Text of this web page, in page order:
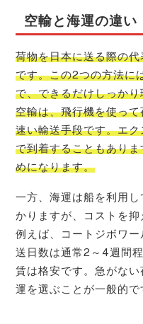
空輸と海運の違い
荷物を日本に送る際の
です。この2つの方法に
で、できるだけしっか
空輸は、飛行機を使っ
速い輸送手段です。エ
で到着することもあり
めになります。
一方、海運は船を利用
かりますが、コストを抑
例えば、コートジボワ
送日数は通常2～4週間
賃は格安です。急がな
運を選ぶことが一般的で